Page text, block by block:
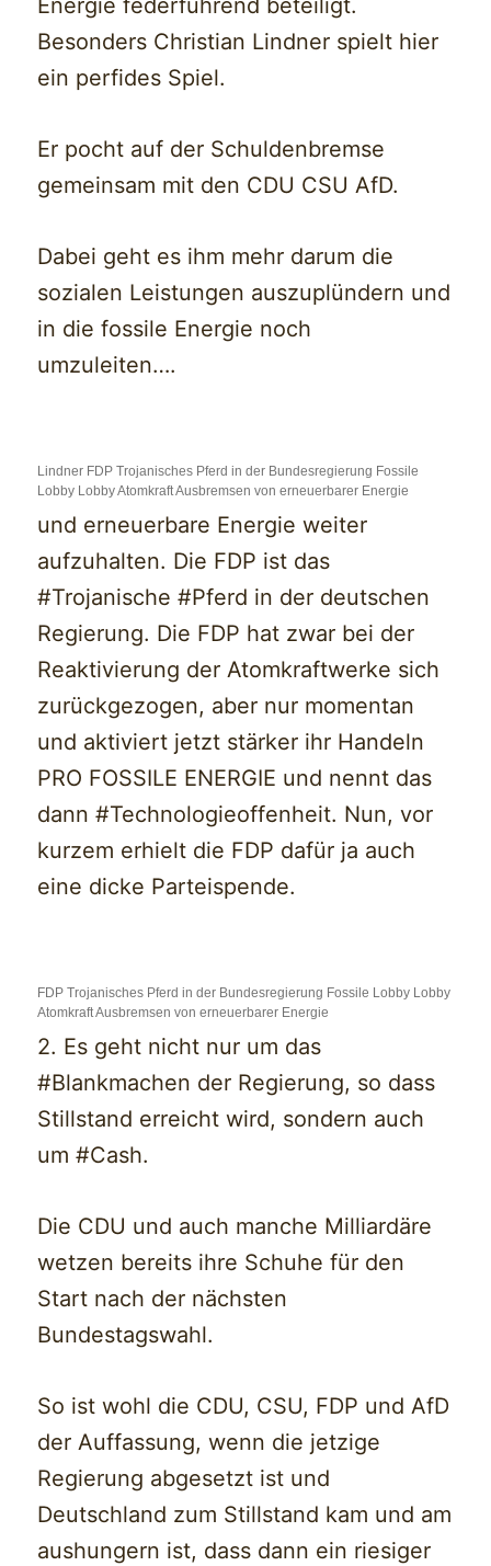
Energie federführend beteiligt.
Besonders Christian Lindner spielt hier
ein perfides Spiel.
Er pocht auf der Schuldenbremse
gemeinsam mit den CDU CSU AfD.
Dabei geht es ihm mehr darum die
sozialen Leistungen auszuplündern und
in die fossile Energie noch
umzuleiten….
Lindner FDP Trojanisches Pferd in der Bundesregierung Fossile
Lobby Lobby Atomkraft Ausbremsen von erneuerbarer Energie
und erneuerbare Energie weiter
aufzuhalten. Die FDP ist das
#Trojanische #Pferd in der deutschen
Regierung. Die FDP hat zwar bei der
Reaktivierung der Atomkraftwerke sich
zurückgezogen, aber nur momentan
und aktiviert jetzt stärker ihr Handeln
PRO FOSSILE ENERGIE und nennt das
dann #Technologieoffenheit. Nun, vor
kurzem erhielt die FDP dafür ja auch
eine dicke Parteispende.
FDP Trojanisches Pferd in der Bundesregierung Fossile Lobby Lobby
Atomkraft Ausbremsen von erneuerbarer Energie
2. Es geht nicht nur um das
#Blankmachen der Regierung, so dass
Stillstand erreicht wird, sondern auch
um #Cash.
Die CDU und auch manche Milliardäre
wetzen bereits ihre Schuhe für den
Start nach der nächsten
Bundestagswahl.
So ist wohl die CDU, CSU, FDP und AfD
der Auffassung, wenn die jetzige
Regierung abgesetzt ist und
Deutschland zum Stillstand kam und am
aushungern ist, dass dann ein riesiger